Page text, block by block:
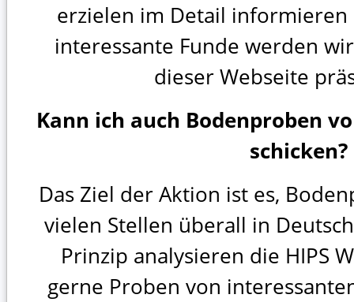
erzielen im Detail informieren
interessante Funde werden
dieser Webseite
Kann ich auch Bodenproben
schicken?
Das Ziel der Aktion ist es,
vielen Stellen überall in
Prinzip analysieren die HIPS
gerne Proben von